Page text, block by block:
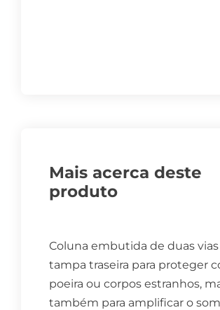
Mais acerca deste
produto
Coluna embutida de duas
tampa traseira para proteger
poeira ou corpos estranhos,
também para amplificar o